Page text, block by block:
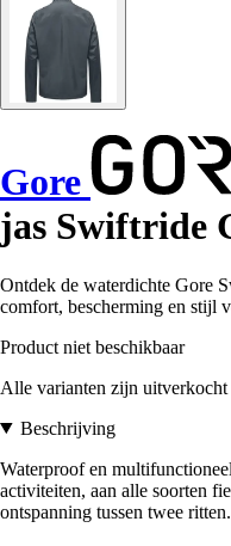
Gore
jas Swiftride
Ontdek de waterdichte Gore
comfort, bescherming en stijl
Product niet beschikbaar
Alle varianten zijn uitverkocht
Beschrijving
Waterproof en
activiteiten, aan alle soorten
ontspanning tussen twee ritten.